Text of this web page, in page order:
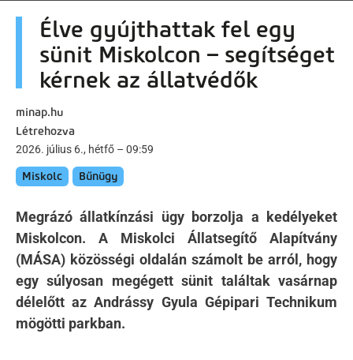
Élve gyújthattak fel egy
sünit Miskolcon – segítséget
kérnek az állatvédők
minap.hu
Létrehozva
2026. július 6., hétfő – 09:59
Miskolc Bűnügy
Megrázó állatkínzási ügy borzolja a kedélyeket
Miskolcon. A Miskolci Állatsegítő Alapítvány
(MÁSA) közösségi oldalán számolt be arról, hogy
egy súlyosan megégett sünit találtak vasárnap
délelőtt az Andrássy Gyula Gépipari Technikum
mögötti parkban.